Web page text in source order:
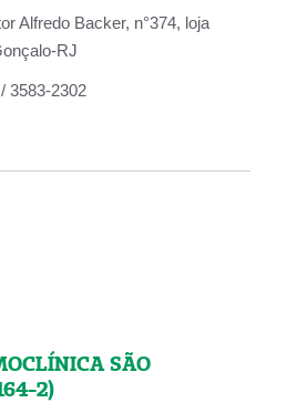
Alfredo Backer, n°374, loja
RJ
3583-2302
SÃO
2)